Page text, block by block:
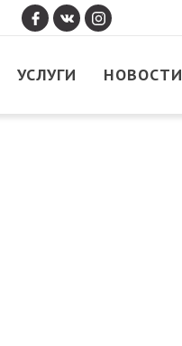
УСЛУГИ НОВОСТИ